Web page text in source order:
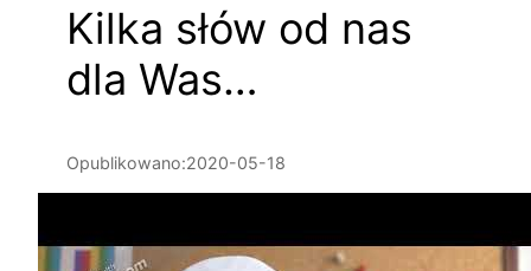
Kilka słów od nas
dla Was…
Opublikowano:2020-05-18